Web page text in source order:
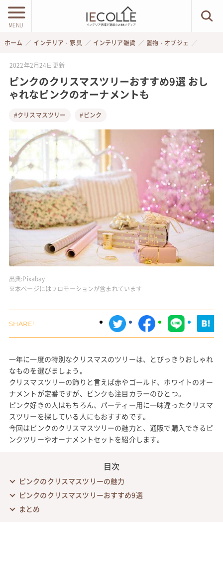
MENU
ホーム インテリア・家具 インテリア雑貨 置物・オブジェ
2022年2月24日 更新
ピンクのクリスマスツリーおすすめ9選 おし
ゃれなピンクのオーナメントも
#クリスマスツリー #ピンク
出典:Pixabay
※本ページにはプロモーションが含まれています
一年に一度の特別なクリスマスのツリーは、とびっきりおしゃれ
なものを選びましょう。
クリスマスツリーの飾りと言えば赤やゴールド、ホワイトのオー
ナメントが定番ですが、ピンクも注目カラーのひとつ。
ピンク好きの人はもちろん、パーティー用に一味違ったクリスマ
スツリーを探している人にもおすすめです。
今回はピンクのクリスマスツリーの魅力と、通販で購入できるピ
ンクツリーやオーナメントセットを紹介します。
目次
ピンクのクリスマスツリーの魅力
ピンクのクリスマスツリーおすすめ9選
まとめ